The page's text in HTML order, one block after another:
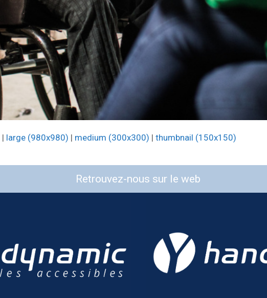
| large (980x980) | medium (300x300) | thumbnail (150x150)
Retrouvez-nous sur le web